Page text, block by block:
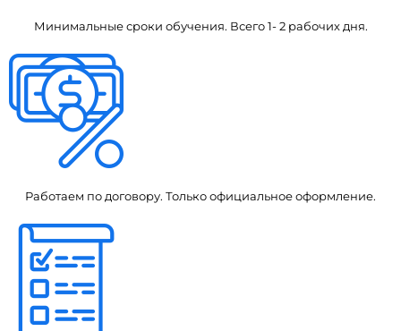
Минимальные сроки обучения. Всего 1- 2 рабочих дня.
Работаем по договору. Только официальное оформление.